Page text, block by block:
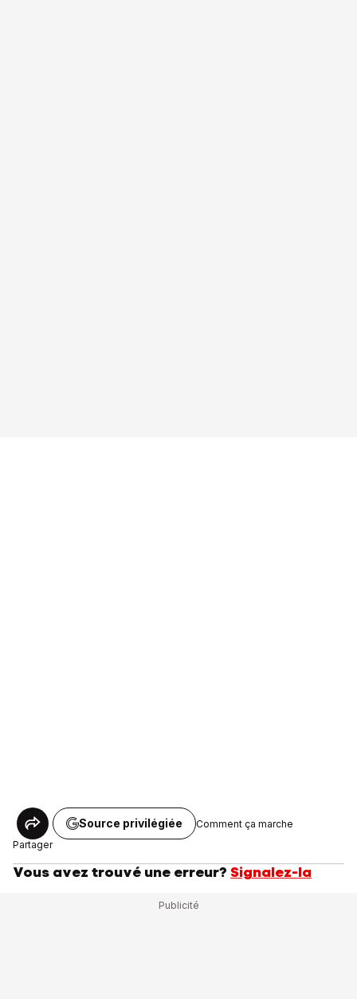
Partager
Source privilégiée Comment ça marche
Vous avez trouvé une erreur? Signalez-la